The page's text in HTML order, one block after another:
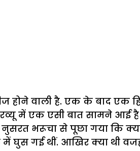
होने वाली है. एक के बाद
में एक एसी बात सामने आई
भरूचा से पूछा गया कि
में घुस गई थीं. आखिर क्या थी